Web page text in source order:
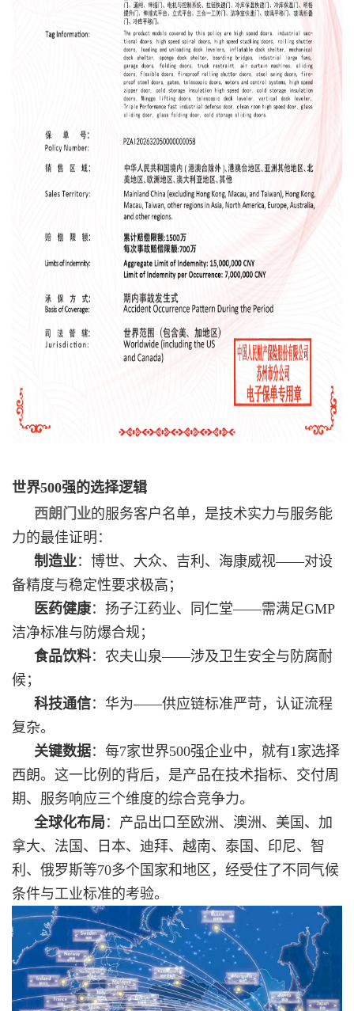
世界500强的选择逻辑
西朗门业的服务客户名单，是技术实力与服务能
力的最佳证明：
制造业：博世、大众、吉利、海康威视——对设
备精度与稳定性要求极高；
医药健康：扬子江药业、同仁堂——需满足GMP
洁净标准与防爆合规；
食品饮料：农夫山泉——涉及卫生安全与防腐耐
候；
科技通信：华为——供应链标准严苛，认证流程
复杂。
关键数据：每7家世界500强企业中，就有1家选择
西朗。这一比例的背后，是产品在技术指标、交付周
期、服务响应三个维度的综合竞争力。
全球化布局：产品出口至欧洲、澳洲、美国、加
拿大、法国、日本、迪拜、越南、泰国、印尼、智
利、俄罗斯等70多个国家和地区，经受住了不同气候
条件与工业标准的考验。